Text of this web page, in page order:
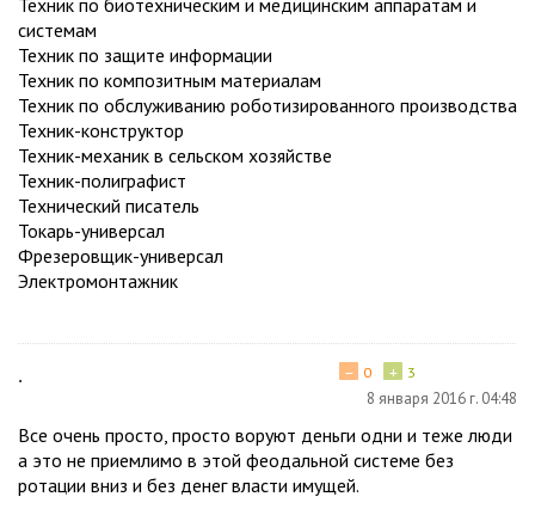
системам
Техник по защите информации
Техник по композитным материалам
Техник по обслуживанию роботизированного производства
Техник-конструктор
Техник-механик в сельском хозяйстве
Техник-полиграфист
Технический писатель
Токарь-универсал
Фрезеровщик-универсал
Электромонтажник
. + 3
− 0
8 января 2016 г. 04:48
Все очень просто, просто воруют деньги одни и теже люди
а это не приемлимо в этой феодальной системе без
ротации вниз и без денег власти имущей.